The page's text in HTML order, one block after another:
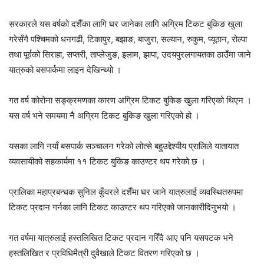
सरकारले यस वर्षको दशैँका लागि घर जानेका लागि अग्रिम टिकट बुकिङ खुला
गरेसँगै पश्चिमको धनगढी, टिकापुर, बझाङ, बाजुरा, सल्यान, रुकुम, प्यूठान, रोल्पा
तथा पूर्वको सिराहा, सप्तरी, ताप्लेजुङ, इलाम, झापा, उदयपुरलगायतका ठाउँमा जाने
यात्रुको बसपार्कमा लाइन देखिन्थ्यो ।
गत वर्ष कोरोना सङ्क्रमणका कारण अग्रिम टिकट बुकिङ खुला गरिएको थिएन ।
यस वर्ष भने समयमा नै अग्रिम टिकट बुकिङ खुला गरिएको हो ।
यसका लागि नयाँ बसपार्क सञ्चालन गरेको लोत्से बहुउद्देश्यीय प्रालिले यातायात
व्यवसायीको सहकार्यमा ११ टिकट बुकिङ काउण्टर थप गरेको छ ।
प्रालिका महाप्रबन्धक सुनिल कुँवरले दशैँमा घर जाने यात्रुलाई व्यवस्थितरुपमा
टिकट प्रदान गर्नका लागि टिकट काउण्टर थप गरिएको जानकारीदिनुभयो ।
गत वर्षमा यात्रुलाई हस्तलिखित टिकट प्रदान गरिँदै आए पनि यसपटक भने
हस्तलिखित र प्रविधिमैत्री दुवैखाले टिकट वितरण गरिएको छ ।